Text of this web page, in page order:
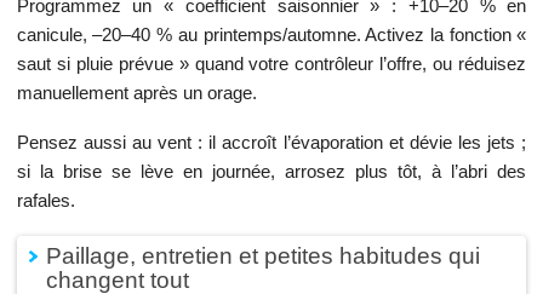
Programmez un « coefficient saisonnier » : +10–20 % en
canicule, –20–40 % au printemps/automne. Activez la fonction «
saut si pluie prévue » quand votre contrôleur l’offre, ou réduisez
manuellement après un orage.
Pensez aussi au vent : il accroît l’évaporation et dévie les jets ;
si la brise se lève en journée, arrosez plus tôt, à l’abri des
rafales.
Paillage, entretien et petites habitudes qui
changent tout